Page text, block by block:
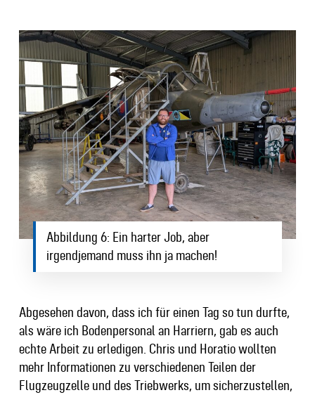
Abbildung 6: Ein harter Job, aber
irgendjemand muss ihn ja machen!
Abgesehen davon, dass ich für einen Tag so tun durfte,
als wäre ich Bodenpersonal an Harriern, gab es auch
echte Arbeit zu erledigen. Chris und Horatio wollten
mehr Informationen zu verschiedenen Teilen der
Flugzeugzelle und des Triebwerks, um sicherzustellen,